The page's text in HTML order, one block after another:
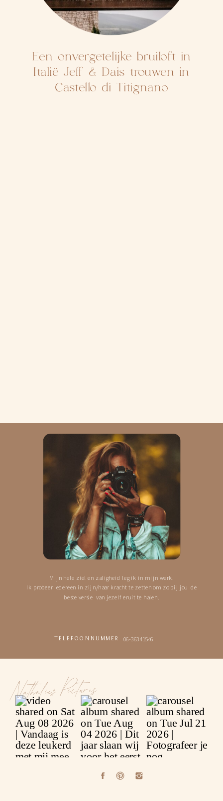
Een onvergetelijke bruiloft in
Italië Jeff & Dais trouwen in
Castello di Titignano
Nathalies Pictures
06-36341546
TELEFOONNUMMER
Mijn hele ziel en zaligheid leg ik in mijn werk.
Ik probeer iedereen in zijn/haar kracht te zetten om zo bij jou de
beste versie van jezelf eruit te halen.